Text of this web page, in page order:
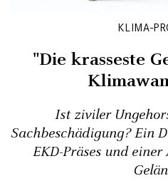
KLIMA-
"Die krasseste
Ist ziviler
Sachbeschädigung? Ein
EKD-Präses und